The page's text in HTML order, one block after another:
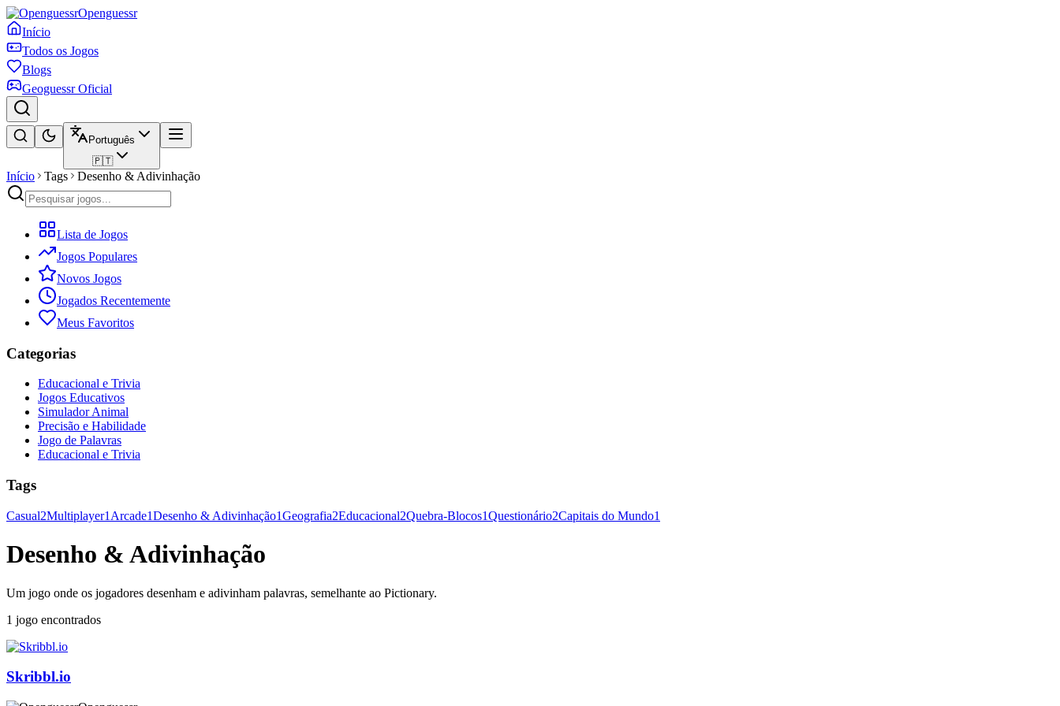
Openguessr
Início
Todos os Jogos
Blogs
Geoguessr Oficial
Português
🇵🇹
Início Tags Desenho & Adivinhação
Lista de Jogos
Jogos Populares
Novos Jogos
Jogados Recentemente
Meus Favoritos
Categorias
Educacional e Trivia
Jogos Educativos
Simulador Animal
Precisão e Habilidade
Jogo de Palavras
Educacional e Trivia
Tags
Casual2Multiplayer1 Arcade1Desenho & Adivinhação1Geografia2Educacional2Quebra-Blocos1Questionário2Capitais do Mundo1
Desenho & Adivinhação
Um jogo onde os jogadores desenham e adivinham palavras, semelhante ao Pictionary.
1 jogo encontrados
Skribbl.io